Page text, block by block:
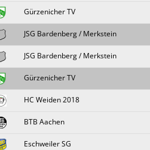
Gürzenicher TV
JSG Bardenberg / Merkstein
JSG Bardenberg / Merkstein
Gürzenicher TV
HC Weiden 2018
BTB Aachen
Eschweiler SG